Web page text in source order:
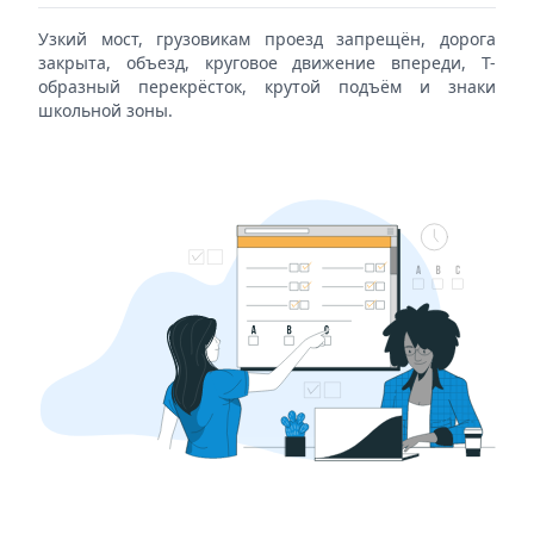
Узкий мост, грузовикам проезд запрещён, дорога
закрыта, объезд, круговое движение впереди, Т-
образный перекрёсток, крутой подъём и знаки
школьной зоны.